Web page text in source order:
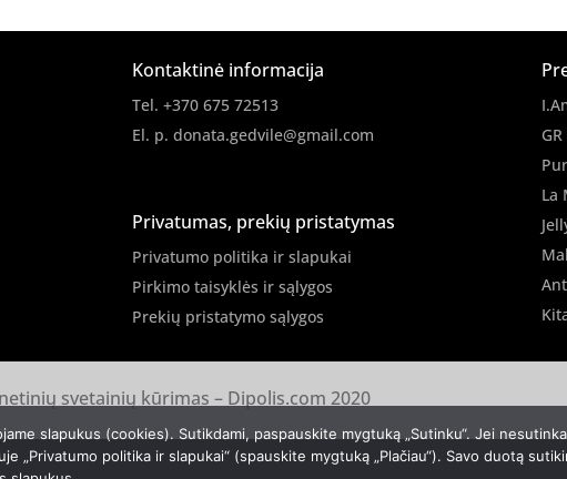
Kontaktinė informacija
Tel. +370 675 72513
El. p. donata.gedvile@gmail.com
Privatumas, prekių pristatymas
Privatumo politika ir slapukai
Pirkimo taisyklės ir sąlygos
Prekių pristatymo sąlygos
GR
La
svetainių kūrimas – Dipolis.com 2020
slapukus (cookies). Sutikdami, paspauskite mygtuką „Sutinku“. Jei
„Privatumo politika ir slapukai“ (spauskite mygtuką „Plačiau“). Savo duotą